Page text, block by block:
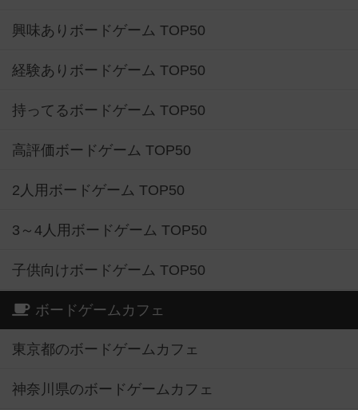
興味ありボードゲーム TOP50
経験ありボードゲーム TOP50
持ってるボードゲーム TOP50
高評価ボードゲーム TOP50
2人用ボードゲーム TOP50
3～4人用ボードゲーム TOP50
子供向けボードゲーム TOP50
ボードゲームカフェ
東京都のボードゲームカフェ
神奈川県のボードゲームカフェ